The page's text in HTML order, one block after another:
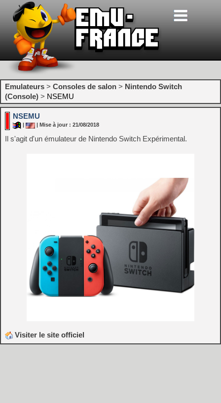
Emulateurs > Consoles de salon > Nintendo Switch
(Console) > NSEMU
NSEMU
| Mise à jour : 21/08/2018
Il s'agit d'un émulateur de Nintendo Switch Expérimental.
Visiter le site officiel